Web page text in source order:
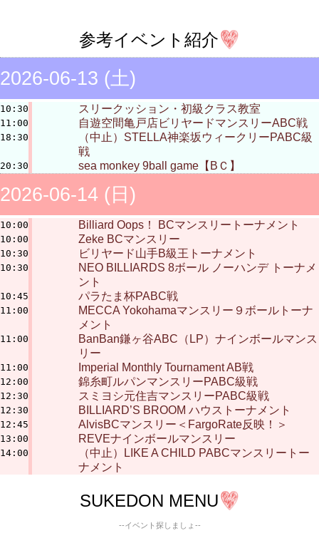
参考イベント紹介
2026-06-13 (土)
10:30 スリークッション・初級クラス教室
11:00 自遊空間亀戸店ビリヤードマンスリーABC戦
18:30
（中止）STELLA神楽坂ウィークリーPABC級
戦
20:30 sea monkey 9ball game【BＣ】
2026-06-14 (日)
10:00 Billiard Oops！ BCマンスリートーナメント
10:00 Zeke BCマンスリー
10:30 ビリヤード山手B級王トーナメント
10:30
NEO BILLIARDS 8ボール ノーハンデ トーナメ
ント
10:45 パラたま杯PABC戦
11:00
MECCA Yokohamaマンスリー９ボールトーナ
メント
11:00
BanBan鎌ヶ谷ABC（LP）ナインボールマンス
リー
11:00 Imperial Monthly Tournament AB戦
12:00 錦糸町ルパンマンスリーPABC級戦
12:30 スミヨシ元住吉マンスリーPABC級戦
12:30 BILLIARD’S BROOM ハウストーナメント
12:45 AlvisBCマンスリー＜FargoRate反映！＞
13:00 REVEナインボールマンスリー
14:00
（中止）LIKE A CHILD PABCマンスリートー
ナメント
SUKEDON MENU
--イベント探しましょ--